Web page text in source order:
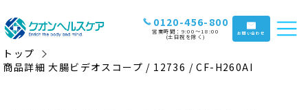
0120-456-800
営業時間：9:00〜18:00
(土日祝を除く) お問い合わせ
トップ
商品詳細 大腸ビデオスコープ / 12736 / CF-H260AI